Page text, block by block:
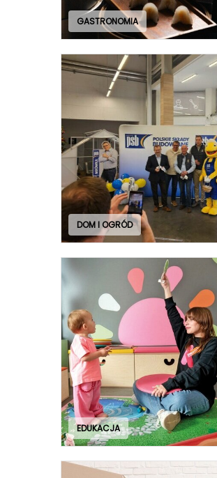
GASTRONOMIA
DOM I OGRÓD
EDUKACJA